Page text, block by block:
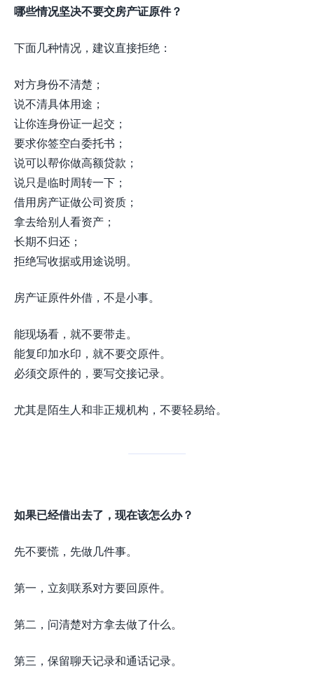
哪些情况坚决不要交房产证原件？
下面几种情况，建议直接拒绝：
对方身份不清楚；
说不清具体用途；
让你连身份证一起交；
要求你签空白委托书；
说可以帮你做高额贷款；
说只是临时周转一下；
借用房产证做公司资质；
拿去给别人看资产；
长期不归还；
拒绝写收据或用途说明。
房产证原件外借，不是小事。
能现场看，就不要带走。
能复印加水印，就不要交原件。
必须交原件的，要写交接记录。
尤其是陌生人和非正规机构，不要轻易给。
如果已经借出去了，现在该怎么办？
先不要慌，先做几件事。
第一，立刻联系对方要回原件。
第二，问清楚对方拿去做了什么。
第三，保留聊天记录和通话记录。